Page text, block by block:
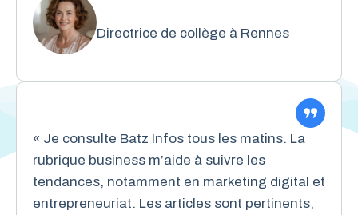
Directrice de collège à Rennes
« Je consulte Batz Infos tous les matins. La
rubrique business m’aide à suivre les
tendances, notamment en marketing digital et
entrepreneuriat. Les articles sont pertinents,